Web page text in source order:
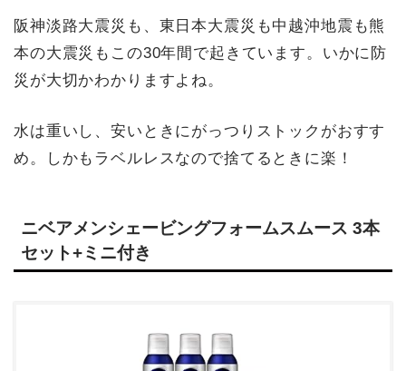
阪神淡路大震災も、東日本大震災も中越沖地震も熊
本の大震災もこの30年間で起きています。いかに防
災が大切かわかりますよね。
水は重いし、安いときにがっつりストックがおすす
め。しかもラベルレスなので捨てるときに楽！
ニベアメンシェービングフォームスムース 3本
セット+ミニ付き